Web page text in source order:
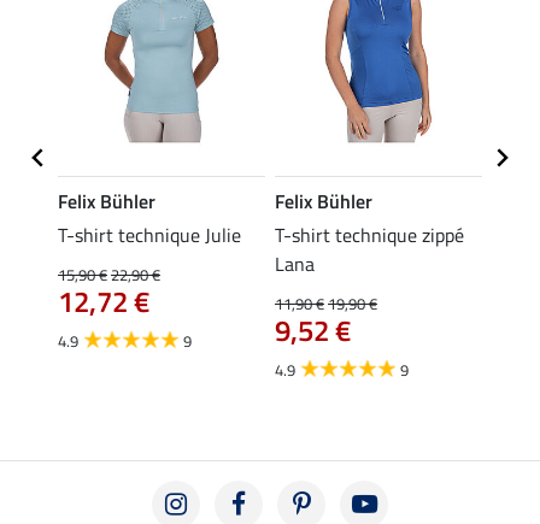
Felix Bühler
T-shirt technique Julie
15,90 €22,90 €
12,72 €
4.9 9
Felix Bühler
T-shirt technique zippé
Lana
11,90 €19,90 €
9,52 €
4.9 9